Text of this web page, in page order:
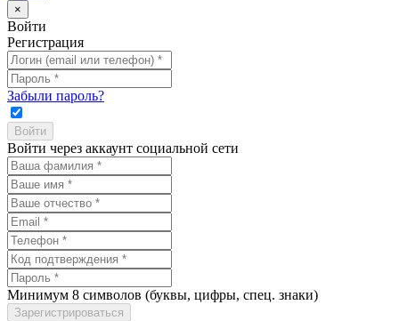
×
Войти
Регистрация
Забыли пароль?
Войти через аккаунт социальной сети
Минимум 8 символов (буквы, цифры, спец. знаки)